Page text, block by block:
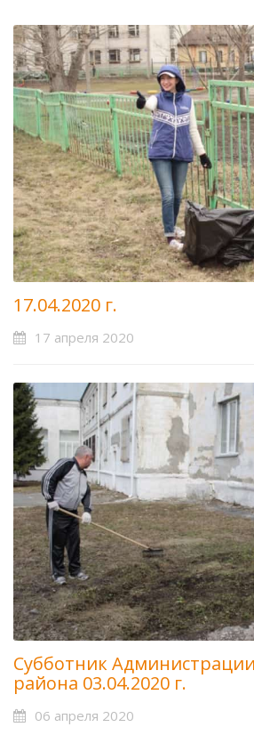
17.04.2020 г.
17 апреля 2020
Субботник
района 03.04.2020 г.
06 апреля 2020